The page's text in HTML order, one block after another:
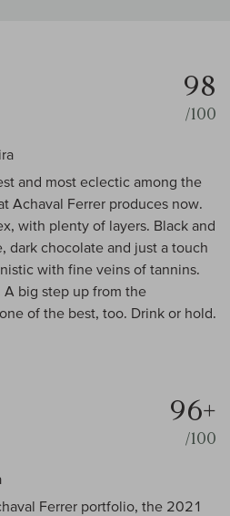
98
/100
and most eclectic among the
Achaval Ferrer produces now.
with plenty of layers. Black and
dark chocolate and just a touch
with fine veins of tannins.
A big step up from the
of the best, too. Drink or hold.
96+
/100
Ferrer portfolio, the 2021